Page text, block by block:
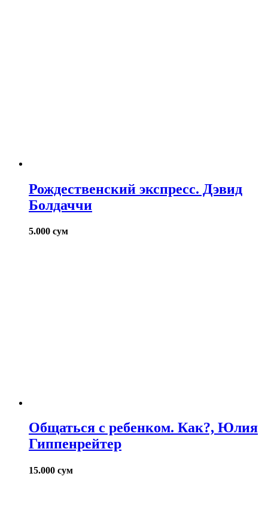
Рождественский экспресс. Дэвид
Болдаччи
5.000 сум
Общаться с ребенком. Как?, Юлия
Гиппенрейтер
15.000 сум